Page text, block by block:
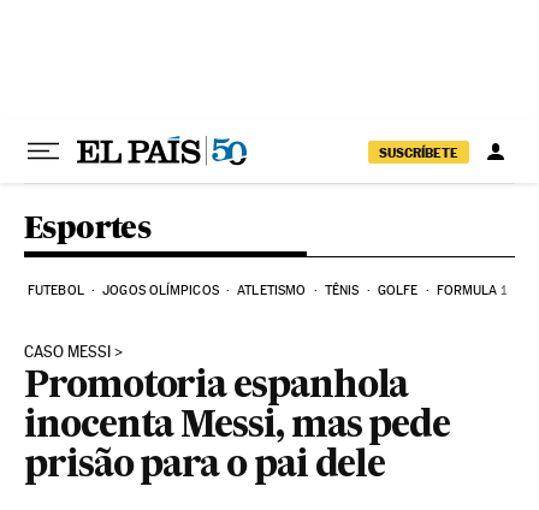
SUSCRÍBETE
Esportes
FUTEBOL JOGOS OLÍMPICOS ATLETISMO TÊNIS GOLFE FORMULA 1
CASO MESSI
Promotoria espanhola
inocenta Messi, mas pede
prisão para o pai dele